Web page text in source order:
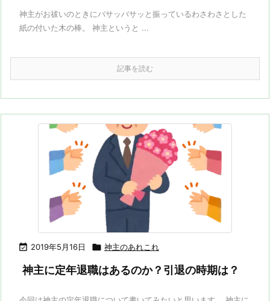
神主がお祓いのときにバサッバサッと振っているわさわさとした
紙の付いた木の棒。 神主というと ...
記事を読む
 2019年5月16日  神主のあれこれ
神主に定年退職はあるのか？引退の時期は？